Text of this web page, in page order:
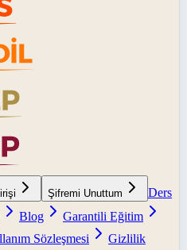
Şifremi Unuttum
Ders
Blog
Garantili Eğitim
Sözleşmesi
Gizlilik